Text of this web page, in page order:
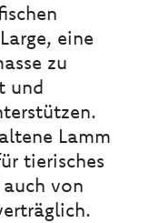
eine
zu
und
Lamm
tierisches
von